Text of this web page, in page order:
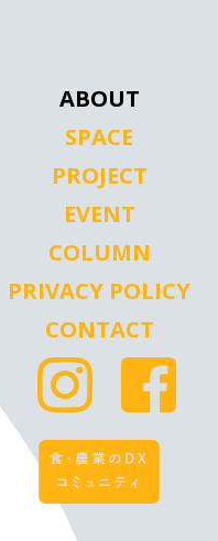
ABOUT
SPACE
PROJECT
EVENT
COLUMN
PRIVACY POLICY
CONTACT